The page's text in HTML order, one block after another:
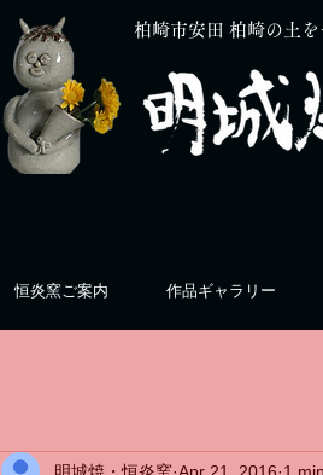
柏崎市安田 柏崎の土
恒炎窯ご案内 作品ギャラリー
明城焼・恒炎窯 Apr 21, 2016 1